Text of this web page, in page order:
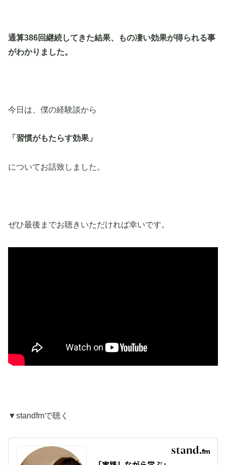
通算386回継続してきた結果、もの凄い効果が得られる事
がわかりました。
今日は、僕の経験談から
「習慣がもたらす効果」
についてお話致しました。
ぜひ最後までお聴きいただければ幸いです。
▼standfmで聴く